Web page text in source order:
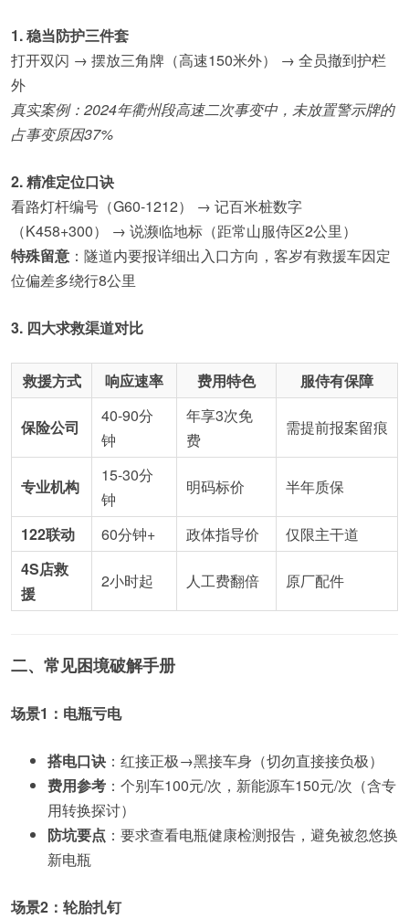
1. 稳当防护三件套
打开双闪 → 摆放三角牌（高速150米外） → 全员撤到护栏
外
真实案例：2024年衢州段高速二次事变中，未放置警示牌的
占事变原因37%
2. 精准定位口诀
看路灯杆编号（G60-1212） → 记百米桩数字
（K458+300） → 说濒临地标（距常山服侍区2公里）
特殊留意 ：隧道内要报详细出入口方向，客岁有救援车因定
位偏差多绕行8公里
3. 四大求救渠道对比
救援方式 响应速率 费用特色 服侍有保障
保险公司
40-90分
钟
年享3次免
费
需提前报案留痕
专业机构
15-30分
钟
明码标价 半年质保
122联动 60分钟+ 政体指导价
仅限主干道
4S店救
援
2小时起 人工费翻倍 原厂配件
二、常见困境破解手册
场景1：电瓶亏电
搭电口诀 ：红接正极→黑接车身（切勿直接接负极）
费用参考 ：个别车100元/次，新能源车150元/次（含专
用转换探讨）
防坑要点 ：要求查看电瓶健康检测报告，避免被忽悠换
新电瓶
场景2：轮胎扎钉